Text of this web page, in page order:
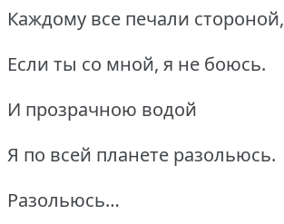
Каждому все печали стороной,
Если ты со мной, я не боюсь.
И прозрачною водой
Я по всей планете разольюсь.
Разольюсь…